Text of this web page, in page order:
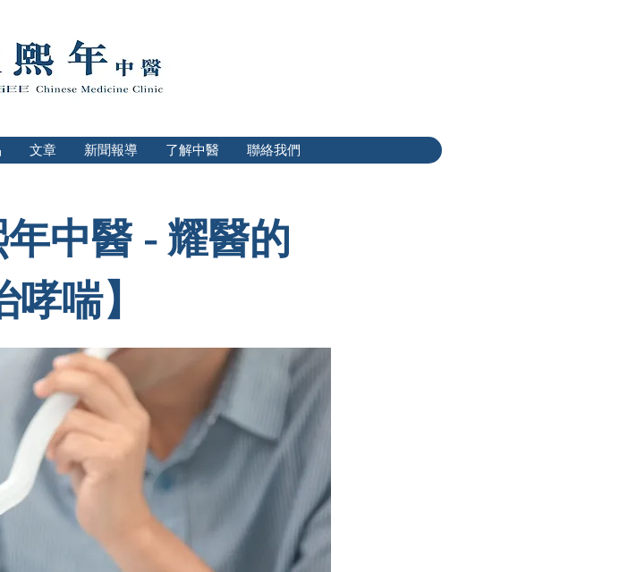
文章 新聞報導 了解中醫 聯絡我們
中醫 - 耀醫的
喘】